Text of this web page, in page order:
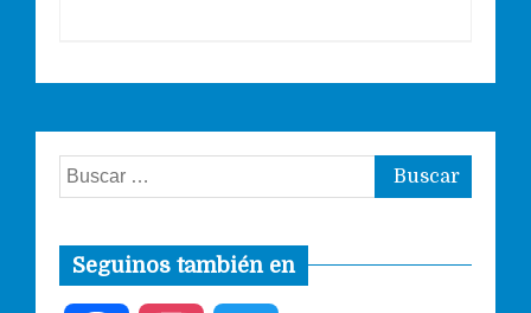
Buscar:
Seguinos también en